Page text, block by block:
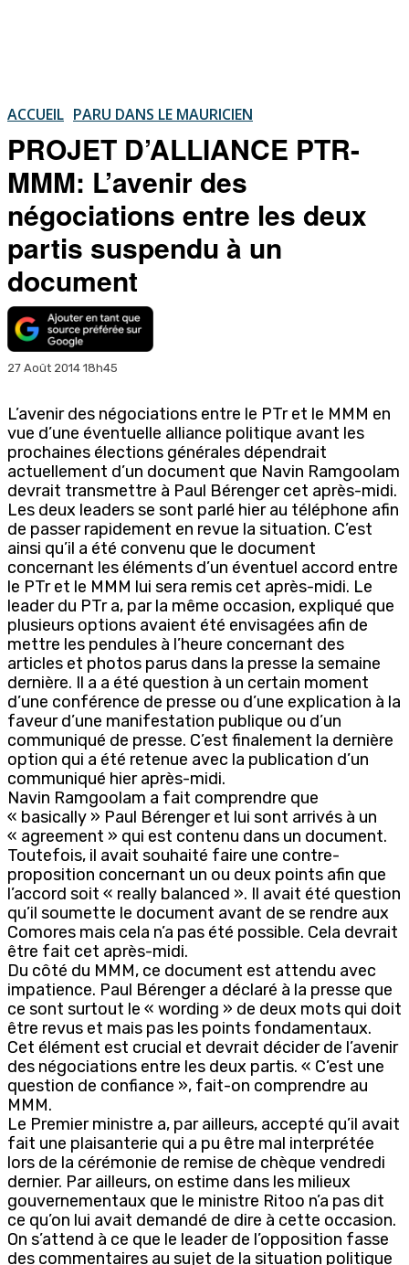
ACCUEIL PARU DANS LE MAURICIEN
PROJET D’ALLIANCE PTR-
MMM: L’avenir des
négociations entre les deux
partis suspendu à un
document
27 Août 2014 18h45
L’avenir des négociations entre le PTr et le MMM en
vue d’une éventuelle alliance politique avant les
prochaines élections générales dépendrait
actuellement d’un document que Navin Ramgoolam
devrait transmettre à Paul Bérenger cet après-midi.
Les deux leaders se sont parlé hier au téléphone afin
de passer rapidement en revue la situation. C’est
ainsi qu’il a été convenu que le document
concernant les éléments d’un éventuel accord entre
le PTr et le MMM lui sera remis cet après-midi. Le
leader du PTr a, par la même occasion, expliqué que
plusieurs options avaient été envisagées afin de
mettre les pendules à l’heure concernant des
articles et photos parus dans la presse la semaine
dernière. Il a a été question à un certain moment
d’une conférence de presse ou d’une explication à la
faveur d’une manifestation publique ou d’un
communiqué de presse. C’est finalement la dernière
option qui a été retenue avec la publication d’un
communiqué hier après-midi.
Navin Ramgoolam a fait comprendre que
« basically » Paul Bérenger et lui sont arrivés à un
« agreement » qui est contenu dans un document.
Toutefois, il avait souhaité faire une contre-
proposition concernant un ou deux points afin que
l’accord soit « really balanced ». Il avait été question
qu’il soumette le document avant de se rendre aux
Comores mais cela n’a pas été possible. Cela devrait
être fait cet après-midi.
Du côté du MMM, ce document est attendu avec
impatience. Paul Bérenger a déclaré à la presse que
ce sont surtout le « wording » de deux mots qui doit
être revus et mais pas les points fondamentaux.
Cet élément est crucial et devrait décider de l’avenir
des négociations entre les deux partis. « C’est une
question de confiance », fait-on comprendre au
MMM.
Le Premier ministre a, par ailleurs, accepté qu’il avait
fait une plaisanterie qui a pu être mal interprétée
lors de la cérémonie de remise de chèque vendredi
dernier. Par ailleurs, on estime dans les milieux
gouvernementaux que le ministre Ritoo n’a pas dit
ce qu’on lui avait demandé de dire à cette occasion.
On s’attend à ce que le leader de l’opposition fasse
des commentaires au sujet de la situation politique